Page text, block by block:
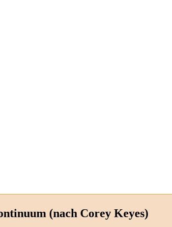
(nach Corey Keyes)